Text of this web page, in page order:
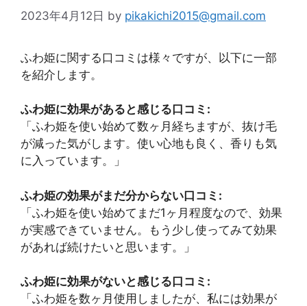
2023年4月12日 by pikakichi2015@gmail.com
ふわ姫に関する口コミは様々ですが、以下に一部
を紹介します。
ふわ姫に効果があると感じる口コミ:
「ふわ姫を使い始めて数ヶ月経ちますが、抜け毛
が減った気がします。使い心地も良く、香りも気
に入っています。」
ふわ姫の効果がまだ分からない口コミ:
「ふわ姫を使い始めてまだ1ヶ月程度なので、効果
が実感できていません。もう少し使ってみて効果
があれば続けたいと思います。」
ふわ姫に効果がないと感じる口コミ:
「ふわ姫を数ヶ月使用しましたが、私には効果が